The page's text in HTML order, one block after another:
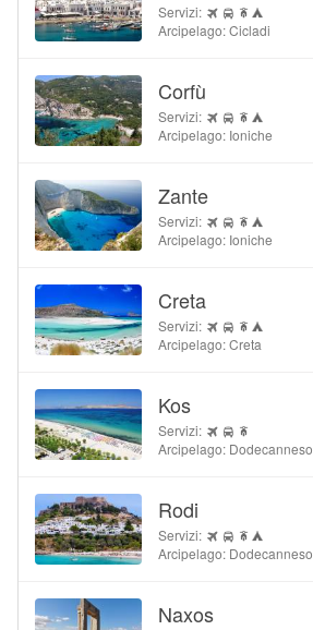
Servizi:
Arcipelago: Cicladi
Corfù
Servizi:
Arcipelago: Ioniche
Zante
Servizi:
Arcipelago: Ioniche
Creta
Servizi:
Arcipelago: Creta
Kos
Servizi:
Arcipelago: Dodecanneso
Rodi
Servizi:
Arcipelago: Dodecanneso
Naxos